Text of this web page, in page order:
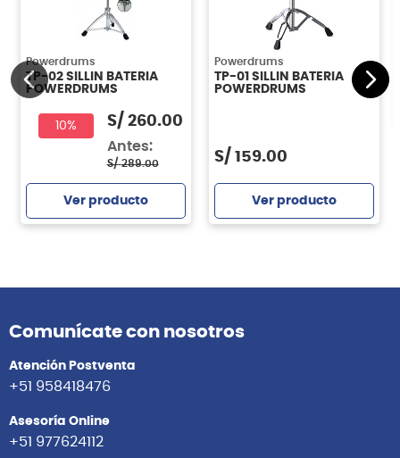
Powerdrums
TP-02 SILLIN BATERIA
POWERDRUMS
10% S/ 260.00
Antes:
S/ 289.00
Ver producto
Powerdrums
TP-01 SILLIN BATERIA
POWERDRUMS
S/ 159.00
Ver producto
Comunícate con nosotros
Atención Postventa
+51 958418476
Asesoría Online
+51 977624112